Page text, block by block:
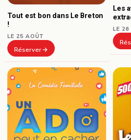
Tout est bon dans Le Breton
!
LE 25 AOÛT
Réserver
Les
LE 26